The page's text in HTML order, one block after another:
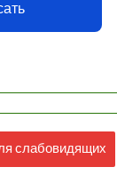
слабовидящих